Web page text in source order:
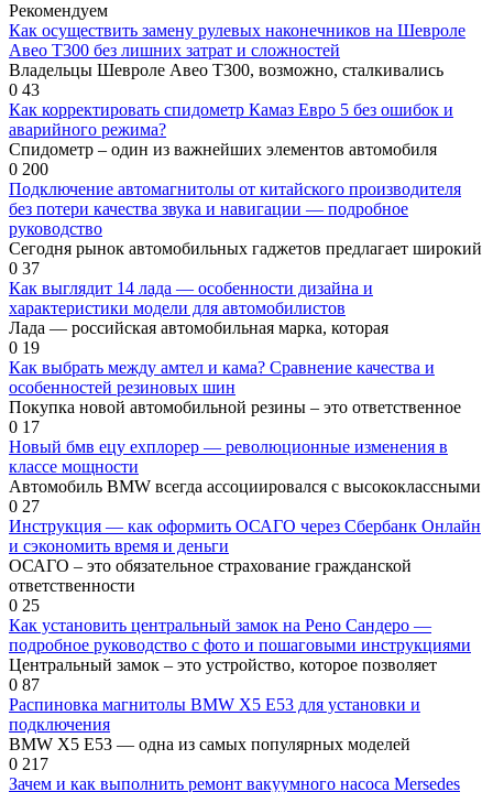
Рекомендуем
Как осуществить замену рулевых наконечников на Шевроле
Авео Т300 без лишних затрат и сложностей
Владельцы Шевроле Авео Т300, возможно, сталкивались
0 43
Как корректировать спидометр Камаз Евро 5 без ошибок и
аварийного режима?
Спидометр – один из важнейших элементов автомобиля
0 200
Подключение автомагнитолы от китайского производителя
без потери качества звука и навигации — подробное
руководство
Сегодня рынок автомобильных гаджетов предлагает широкий
0 37
Как выглядит 14 лада — особенности дизайна и
характеристики модели для автомобилистов
Лада — российская автомобильная марка, которая
0 19
Как выбрать между амтел и кама? Сравнение качества и
особенностей резиновых шин
Покупка новой автомобильной резины – это ответственное
0 17
Новый бмв ецу ехплорер — революционные изменения в
классе мощности
Автомобиль BMW всегда ассоциировался с высококлассными
0 27
Инструкция — как оформить ОСАГО через Сбербанк Онлайн
и сэкономить время и деньги
ОСАГО – это обязательное страхование гражданской
ответственности
0 25
Как установить центральный замок на Рено Сандеро —
подробное руководство с фото и пошаговыми инструкциями
Центральный замок – это устройство, которое позволяет
0 87
Распиновка магнитолы BMW X5 E53 для установки и
подключения
BMW X5 E53 — одна из самых популярных моделей
0 217
Зачем и как выполнить ремонт вакуумного насоса Mersedes